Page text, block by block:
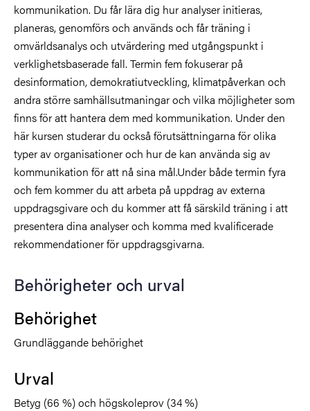
kommunikation. Du får lära dig hur analyser initieras,
planeras, genomförs och används och får träning i
omvärldsanalys och utvärdering med utgångspunkt i
verklighetsbaserade fall. Termin fem fokuserar på
desinformation, demokratiutveckling, klimatpåverkan och
andra större samhällsutmaningar och vilka möjligheter som
finns för att hantera dem med kommunikation. Under den
här kursen studerar du också förutsättningarna för olika
typer av organisationer och hur de kan använda sig av
kommunikation för att nå sina mål.Under både termin fyra
och fem kommer du att arbeta på uppdrag av externa
uppdragsgivare och du kommer att få särskild träning i att
presentera dina analyser och komma med kvalificerade
rekommendationer för uppdragsgivarna.
Behörigheter och urval
Behörighet
Grundläggande behörighet
Urval
Betyg (66 %) och högskoleprov (34 %)